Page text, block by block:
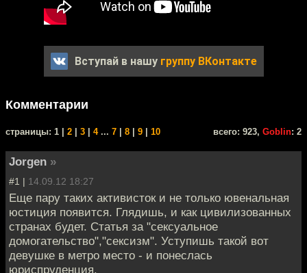
Вступай в нашу группу ВКонтакте
Комментарии
cтраницы: 1 | 2 3 4... 7 8 9 10 всего: 923, Goblin: 2
Jorgen »
#1 | 14.09.12 18:27
Еще пару таких активисток и не только ювенальная
юстиция появится. Глядишь, и как цивилизованных
странах будет. Статья за "сексуальное
домогательство","сексизм". Уступишь такой вот
девушке в метро место - и понеслась
юриспруденция.